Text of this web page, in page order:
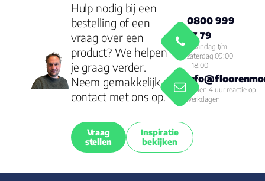
Hulp nodig bij een
bestelling of een
vraag over een
product? We helpen
je graag verder.
Neem gemakkelijk
contact met ons op.
Vraag
stellen
Inspiratie
bekijken
0800 999
77 79
Maandag t/m
zaterdag 09:00
- 18:00
Binnen 4 uur reactie op
werkdagen